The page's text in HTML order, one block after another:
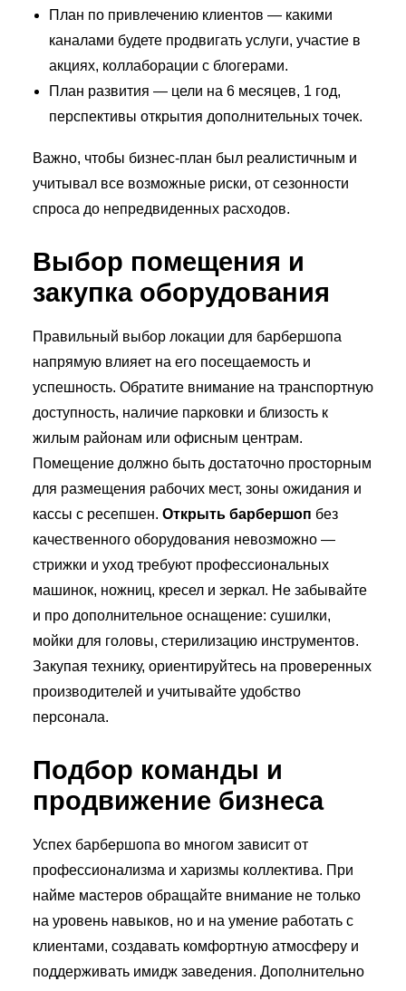
План по привлечению клиентов — какими
каналами будете продвигать услуги, участие в
акциях, коллаборации с блогерами.
План развития — цели на 6 месяцев, 1 год,
перспективы открытия дополнительных точек.
Важно, чтобы бизнес-план был реалистичным и
учитывал все возможные риски, от сезонности
спроса до непредвиденных расходов.
Выбор помещения и
закупка оборудования
Правильный выбор локации для барбершопа
напрямую влияет на его посещаемость и
успешность. Обратите внимание на транспортную
доступность, наличие парковки и близость к
жилым районам или офисным центрам.
Помещение должно быть достаточно просторным
для размещения рабочих мест, зоны ожидания и
кассы с ресепшен. Открыть барбершоп без
качественного оборудования невозможно —
стрижки и уход требуют профессиональных
машинок, ножниц, кресел и зеркал. Не забывайте
и про дополнительное оснащение: сушилки,
мойки для головы, стерилизацию инструментов.
Закупая технику, ориентируйтесь на проверенных
производителей и учитывайте удобство
персонала.
Подбор команды и
продвижение бизнеса
Успех барбершопа во многом зависит от
профессионализма и харизмы коллектива. При
найме мастеров обращайте внимание не только
на уровень навыков, но и на умение работать с
клиентами, создавать комфортную атмосферу и
поддерживать имидж заведения. Дополнительно